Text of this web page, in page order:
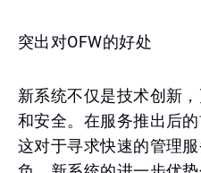
突出对OFW的好处
新系统不仅是技术创新
和安全。在服务推出后
这对于寻求快速的管理